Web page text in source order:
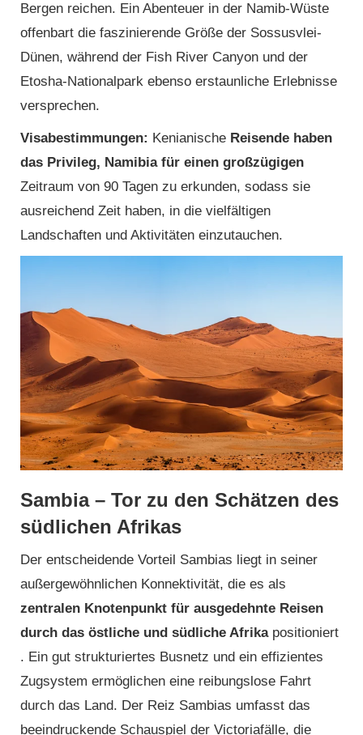
Bergen reichen. Ein Abenteuer in der Namib-Wüste
offenbart die faszinierende Größe der Sossusvlei-
Dünen, während der Fish River Canyon und der
Etosha-Nationalpark ebenso erstaunliche Erlebnisse
versprechen.
Visabestimmungen: Kenianische Reisende haben
das Privileg, Namibia für einen großzügigen
Zeitraum von 90 Tagen zu erkunden, sodass sie
ausreichend Zeit haben, in die vielfältigen
Landschaften und Aktivitäten einzutauchen.
Sambia – Tor zu den Schätzen des
südlichen Afrikas
Der entscheidende Vorteil Sambias liegt in seiner
außergewöhnlichen Konnektivität, die es als
zentralen Knotenpunkt für ausgedehnte Reisen
durch das östliche und südliche Afrikapositioniert
. Ein gut strukturiertes Busnetz und ein effizientes
Zugsystem ermöglichen eine reibungslose Fahrt
durch das Land. Der Reiz Sambias umfasst das
beeindruckende Schauspiel der Victoriafälle, die